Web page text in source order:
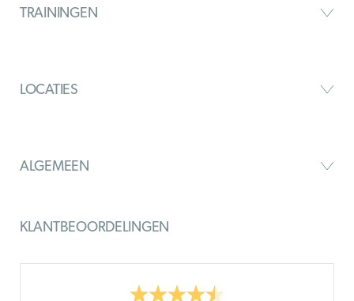
TRAININGEN
LOCATIES
ALGEMEEN
KLANTBEOORDELINGEN